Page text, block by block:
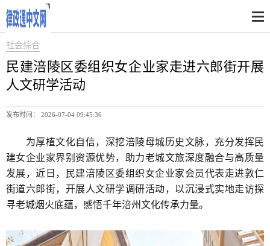
社会综合
民建涪陵区委组织女企业家走进六郎街开展
人文研学活动
发布时间： 2026-07-04 09:45:36
为厚植文化自信，深挖涪陵母城历史文脉，充分发挥民
建女企业家界别资源优势，助力老城文旅深度融合与高质量
发展，近日，民建涪陵区委组织女企业家会员代表走进敦仁
街道六郎街，开展人文研学调研活动，以沉浸式实地走访探
寻老城烟火底蕴，感悟千年涪州文化传承力量。